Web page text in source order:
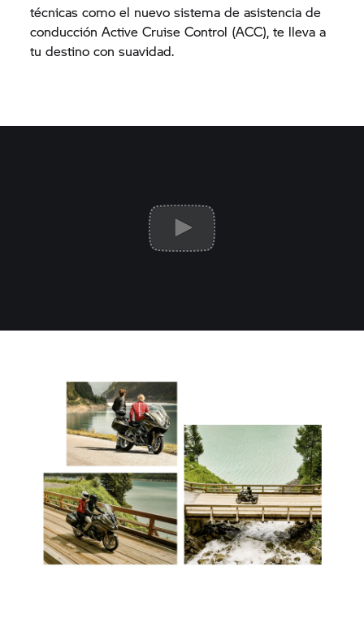
técnicas como el nuevo sistema de asistencia de
conducción Active Cruise Control (ACC), te lleva a
tu destino con suavidad.